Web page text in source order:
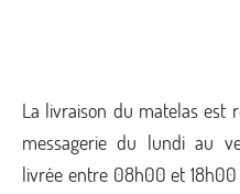
La livraison du matelas est
messagerie du lundi au
livrée entre 08h00 et